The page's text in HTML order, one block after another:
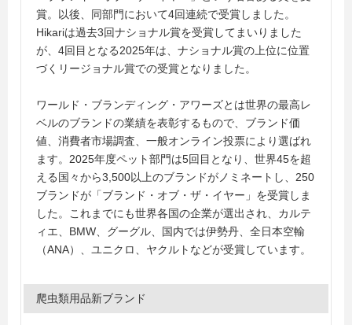
賞。以後、同部門において4回連続で受賞しました。
Hikariは過去3回ナショナル賞を受賞してまいりました
が、4回目となる2025年は、ナショナル賞の上位に位置
づくリージョナル賞での受賞となりました。
ワールド・ブランディング・アワーズとは世界の最高レ
ベルのブランドの業績を表彰するもので、ブランド価
値、消費者市場調査、一般オンライン投票により選ばれ
ます。2025年度ペット部門は5回目となり、世界45を超
える国々から3,500以上のブランドがノミネートし、250
ブランドが「ブランド・オブ・ザ・イヤー」を受賞しま
した。これまでにも世界各国の企業が選出され、カルテ
ィエ、BMW、グーグル、国内では伊勢丹、全日本空輸
（ANA）、ユニクロ、ヤクルトなどが受賞しています。
爬虫類用品新ブランド